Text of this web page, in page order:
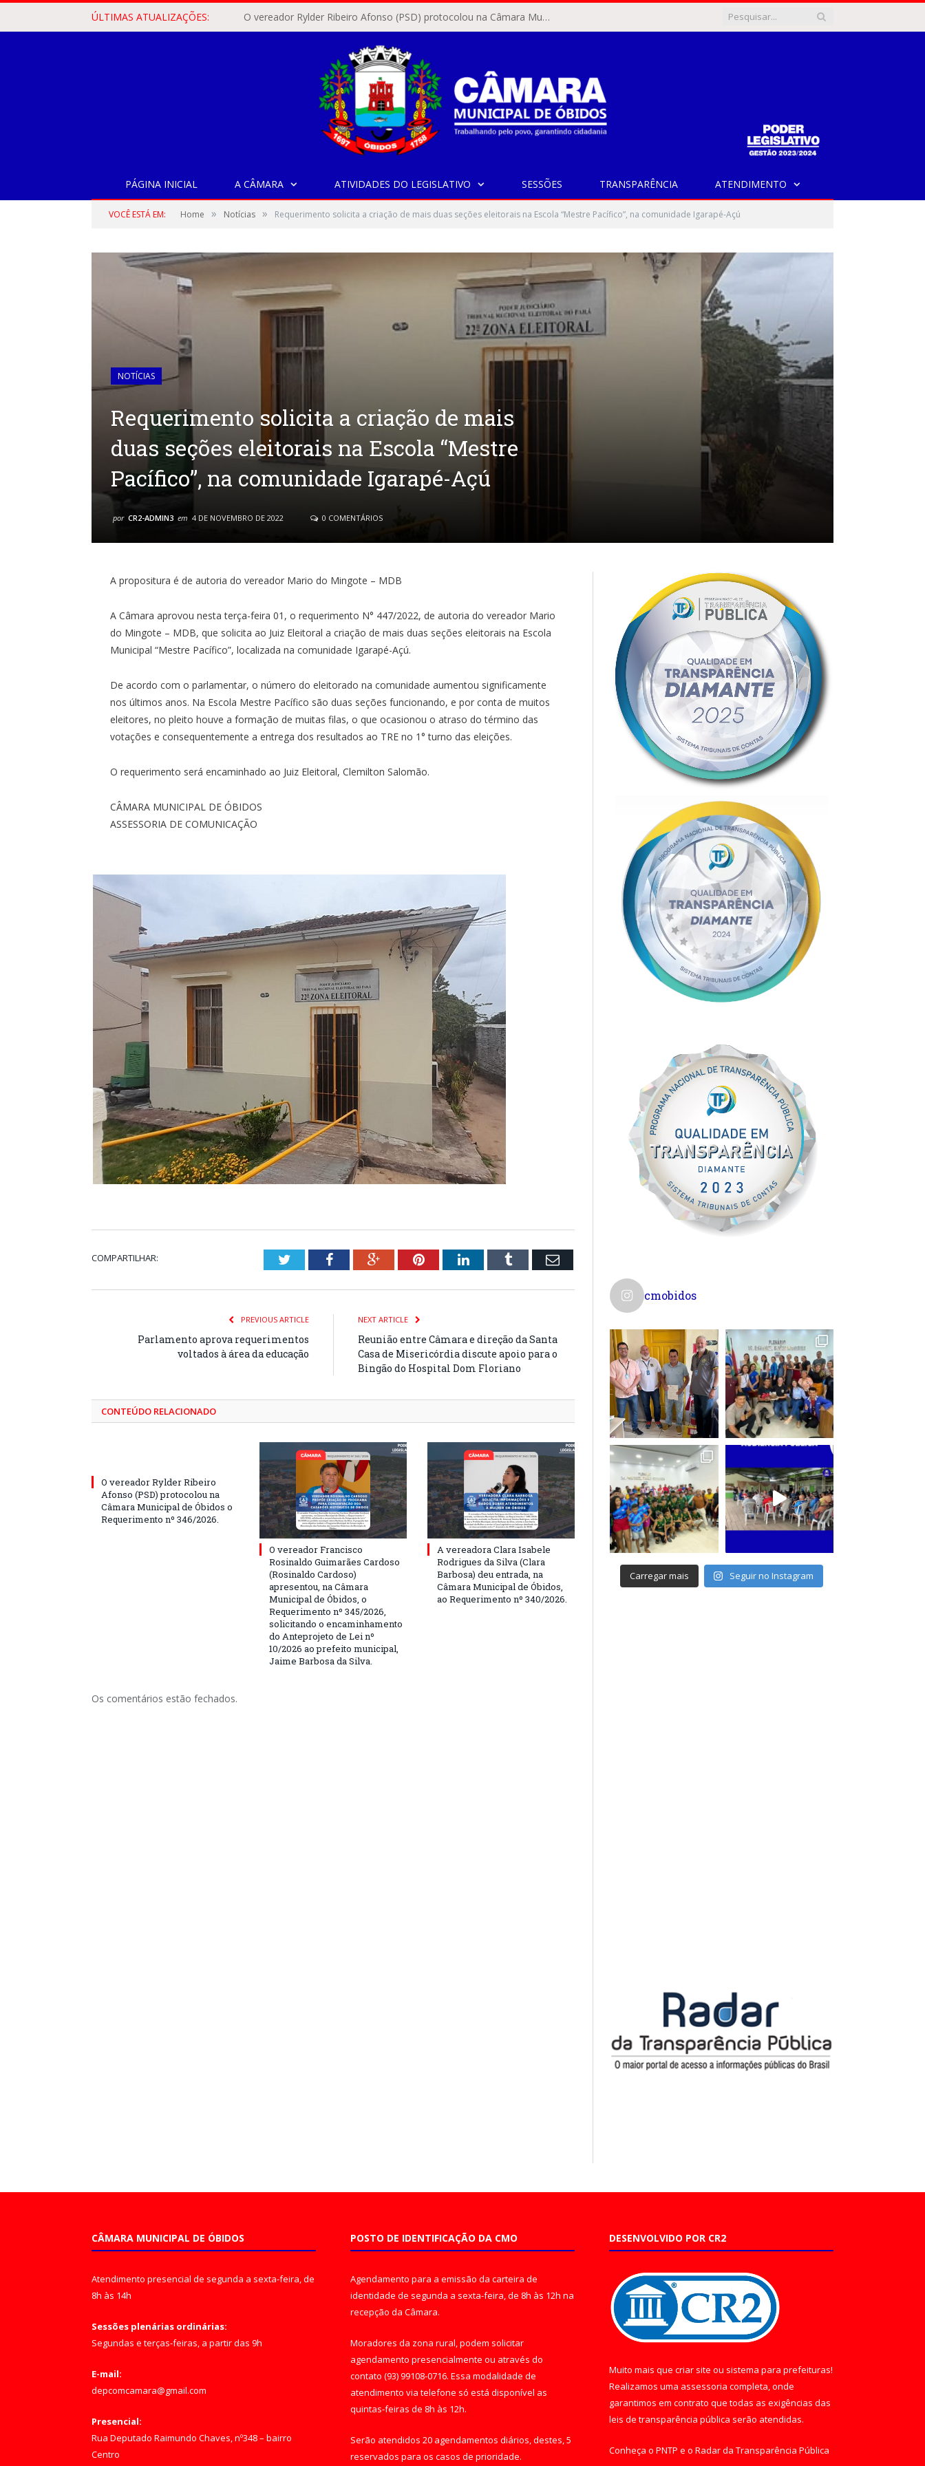
ÚLTIMAS ATUALIZAÇÕES: O vereador Rylder Ribeiro Afonso (PSD) protocolou na Câmara Municipal de Óbidos o Requerimento nº 346/2026.
PÁGINA INICIAL A CÂMARA ATIVIDADES DO LEGISLATIVO SESSÕES TRANSPARÊNCIA ATENDIMENTO
VOCÊ ESTÁ EM: Home » Notícias » Requerimento solicita a criação de mais duas seções eleitorais na Escola “Mestre Pacífico”, na comunidade Igarapé-Açú
NOTÍCIAS
Requerimento solicita a criação de mais
duas seções eleitorais na Escola “Mestre
Pacífico”, na comunidade Igarapé-Açú
por CR2-ADMIN3 em 4 DE NOVEMBRO DE 2022 0 COMENTÁRIOS
A propositura é de autoria do vereador Mario do Mingote – MDB
A Câmara aprovou nesta terça-feira 01, o requerimento N° 447/2022, de autoria do vereador Mario
do Mingote – MDB, que solicita ao Juiz Eleitoral a criação de mais duas seções eleitorais na Escola
Municipal “Mestre Pacífico”, localizada na comunidade Igarapé-Açú.
De acordo com o parlamentar, o número do eleitorado na comunidade aumentou significamente
nos últimos anos. Na Escola Mestre Pacífico são duas seções funcionando, e por conta de muitos
eleitores, no pleito houve a formação de muitas filas, o que ocasionou o atraso do término das
votações e consequentemente a entrega dos resultados ao TRE no 1° turno das eleições.
O requerimento será encaminhado ao Juiz Eleitoral, Clemilton Salomão.
CÂMARA MUNICIPAL DE ÓBIDOS
ASSESSORIA DE COMUNICAÇÃO
COMPARTILHAR: TwitterFacebookGoogle+PinterestLinkedInTumblr Email
PREVIOUS ARTICLE
Parlamento aprova requerimentos
voltados à área da educação
NEXT ARTICLE
Reunião entre Câmara e direção da Santa
Casa de Misericórdia discute apoio para o
Bingão do Hospital Dom Floriano
CONTEÚDO RELACIONADO
O vereador Rylder Ribeiro
Afonso (PSD) protocolou na
Câmara Municipal de Óbidos o
Requerimento nº 346/2026.
O vereador Francisco
Rosinaldo Guimarães Cardoso
(Rosinaldo Cardoso)
apresentou, na Câmara
Municipal de Óbidos, o
Requerimento nº 345/2026,
solicitando o encaminhamento
do Anteprojeto de Lei nº
10/2026 ao prefeito municipal,
Jaime Barbosa da Silva.
A vereadora Clara Isabele
Rodrigues da Silva (Clara
Barbosa) deu entrada, na
Câmara Municipal de Óbidos,
ao Requerimento nº 340/2026.
Os comentários estão fechados.
cmobidos
Carregar mais Seguir no Instagram
CÂMARA MUNICIPAL DE ÓBIDOS
Atendimento presencial de segunda a sexta-feira, de
8h às 14h
Sessões plenárias ordinárias:
Segundas e terças-feiras, a partir das 9h
E-mail:
depcomcamara@gmail.com
Presencial:
Rua Deputado Raimundo Chaves, nº348 – bairro
Centro
POSTO DE IDENTIFICAÇÃO DA CMO
Agendamento para a emissão da carteira de
identidade de segunda a sexta-feira, de 8h às 12h na
recepção da Câmara.
Moradores da zona rural, podem solicitar
agendamento presencialmente ou através do
contato (93) 99108-0716. Essa modalidade de
atendimento via telefone só está disponível as
quintas-feiras de 8h às 12h.
Serão atendidos 20 agendamentos diários, destes, 5
reservados para os casos de prioridade.
DESENVOLVIDO POR CR2
Muito mais que criar site ou sistema para prefeituras!
Realizamos uma assessoria completa, onde
garantimos em contrato que todas as exigências das
leis de transparência pública serão atendidas.
Conheça o PNTP e o Radar da Transparência Pública